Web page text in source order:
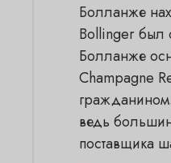
Болланже
Bollinger был
Болланже
Champagne
ведь
поставщика